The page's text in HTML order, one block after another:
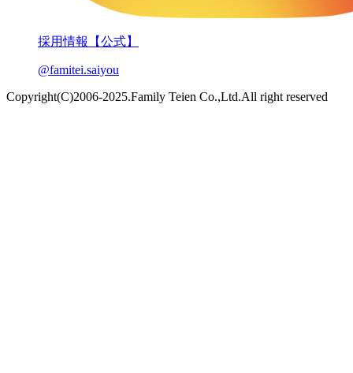
採用情報【公式】
@famitei.saiyou
Copyright(C)2006-2025.Family Teien Co.,Ltd.All right reserved